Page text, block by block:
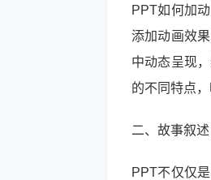
PPT如何加
添加动画效
中动态呈现
的不同特点，
二、故事叙
PPT不仅仅